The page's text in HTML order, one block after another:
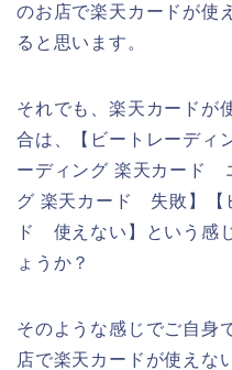
のお店で楽天カードが使
ると思います。
それでも、楽天カードが
合は、【ビートレーディ
ーディング 楽天カード
グ 楽天カード 失敗】【
ド 使えない】という感
ょうか？
そのような感じでご自身
店で楽天カードが使えな